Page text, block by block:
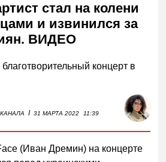
стал на колени
и извинился за
ВИДЕО
концерт в
I 31 МАРТА 2022 11:39
(Иван Дремин) на концерте